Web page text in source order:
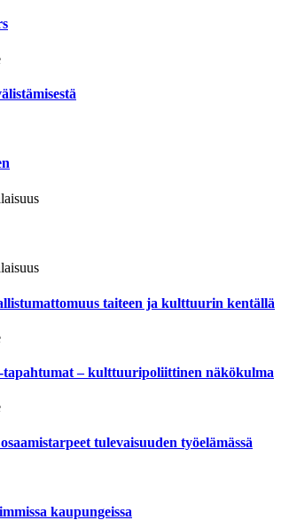
taiteen ja kulttuurin kentällä
– kulttuuripoliittinen näkökulma
tulevaisuuden työelämässä
kaupungeissa